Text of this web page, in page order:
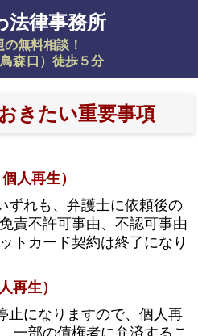
法律事務所
無料相談！
森口）徒歩５分
きたい重要事項
人再生）
ずれも、弁護士に依頼後の
責不許可事由、不認可事由
トカード契約は終了になり
再生）
止になりますので、個人再
一部の債権者に弁済するこ